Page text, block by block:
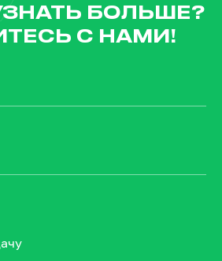
БОЛЬШЕ?
С НАМИ!